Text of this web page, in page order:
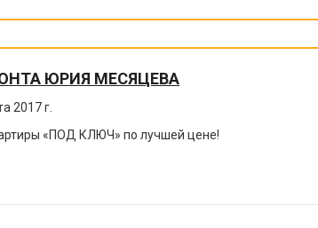
ЮРИЯ МЕСЯЦЕВА
2017 г.
«ПОД КЛЮЧ» по лучшей цене!